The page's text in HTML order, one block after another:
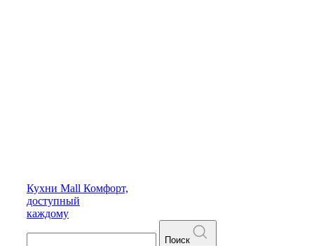
Кухни Mall Комфорт,
доступный
каждому
Поиск